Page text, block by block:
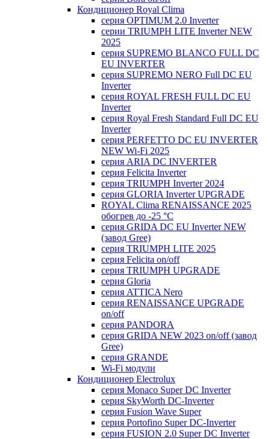
Кондиционер Royal Clima
серия OPTIMUM 2.0 Inverter
серии TRIUMPH LITE Inverter NEW
2025
серия SUPREMO BLANCO FULL DC
EU INVERTER
серия SUPREMO NERO Full DC EU
Inverter
серия ROYAL FRESH FULL DC EU
Inverter
серия Royal Fresh Standard Full DC EU
Inverter
серия PERFETTO DC EU INVERTER
NEW Wi-Fi 2025
серия ARIA DC INVERTER
серия Felicita Inverter
серия TRIUMPH Inverter 2024
серия GLORIA Inverter UPGRADE
ROYAL Clima RENAISSANCE 2025
обогрев до -25 °С
серия GRIDA DC EU Inverter NEW
(завод Gree)
серия TRIUMPH LITE 2025
серия Felicita on/off
серия TRIUMPH UPGRADE
серия Gloria
серия ATTICA Nero
серия RENAISSANCE UPGRADE
on/off
серия PANDORA
серия GRIDA NEW 2023 on/off (завод
Gree)
серия GRANDE
Wi-Fi модули
Кондиционер Electrolux
серия Monaco Super DC Inverter
серия SkyWorth DC-Inverter
серия Fusion Wave Super
серия Portofino Super DC-Inverter
серия FUSION 2.0 Super DC Іnverter